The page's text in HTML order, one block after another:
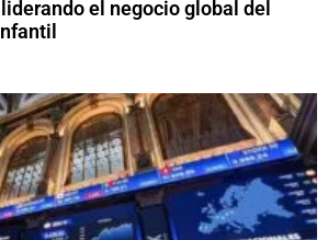
el negocio global del